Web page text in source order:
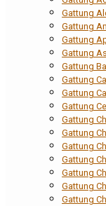
Gattung
Gattung
Gattung
Gattung
Gattung
Gattung
Gattung
Gattung
Gattung
Gattung
Gattung
Gattung
Gattung
Gattung
Gattung